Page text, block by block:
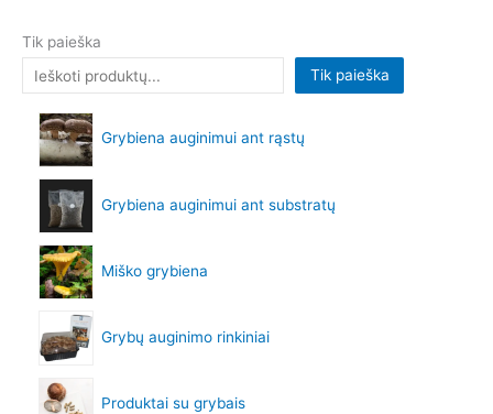
Tik paieška
Tik paieška
Grybiena auginimui ant rąstų
Grybiena auginimui ant substratų
Miško grybiena
Grybų auginimo rinkiniai
Produktai su grybais